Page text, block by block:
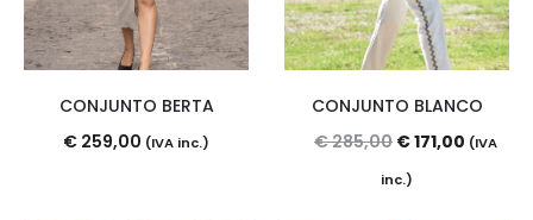
CONJUNTO BERTA
€ 259,00 (IVA inc.)
CONJUNTO BLANCO
€285,00 El
precio
€171,00 El
(IVA
inc.)